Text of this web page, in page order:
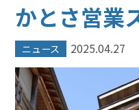
かとさ営業
ニュース 2025.04.27